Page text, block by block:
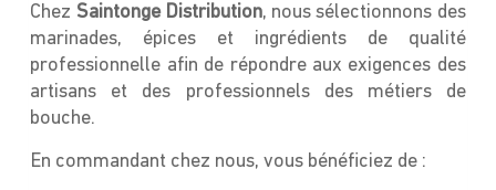
Chez Saintonge Distribution, nous sélectionnons des
marinades, épices et ingrédients de qualité
professionnelle afin de répondre aux exigences des
artisans et des professionnels des métiers de
bouche.
En commandant chez nous, vous bénéficiez de :